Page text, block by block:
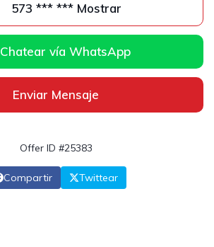
573 *** *** Mostrar
Chatear vía WhatsApp
Enviar Mensaje
Offer ID #25383
Compartir Twittear